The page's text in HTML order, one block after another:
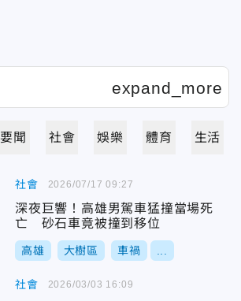
要聞 社會 娛樂 體育 生活
社會
深夜巨響！高雄男駕車猛撞當場死
亡 砂石車竟被撞到移位
高雄 大樹區 車禍
2026/07/17 09:27
社會 2026/03/03 16:09